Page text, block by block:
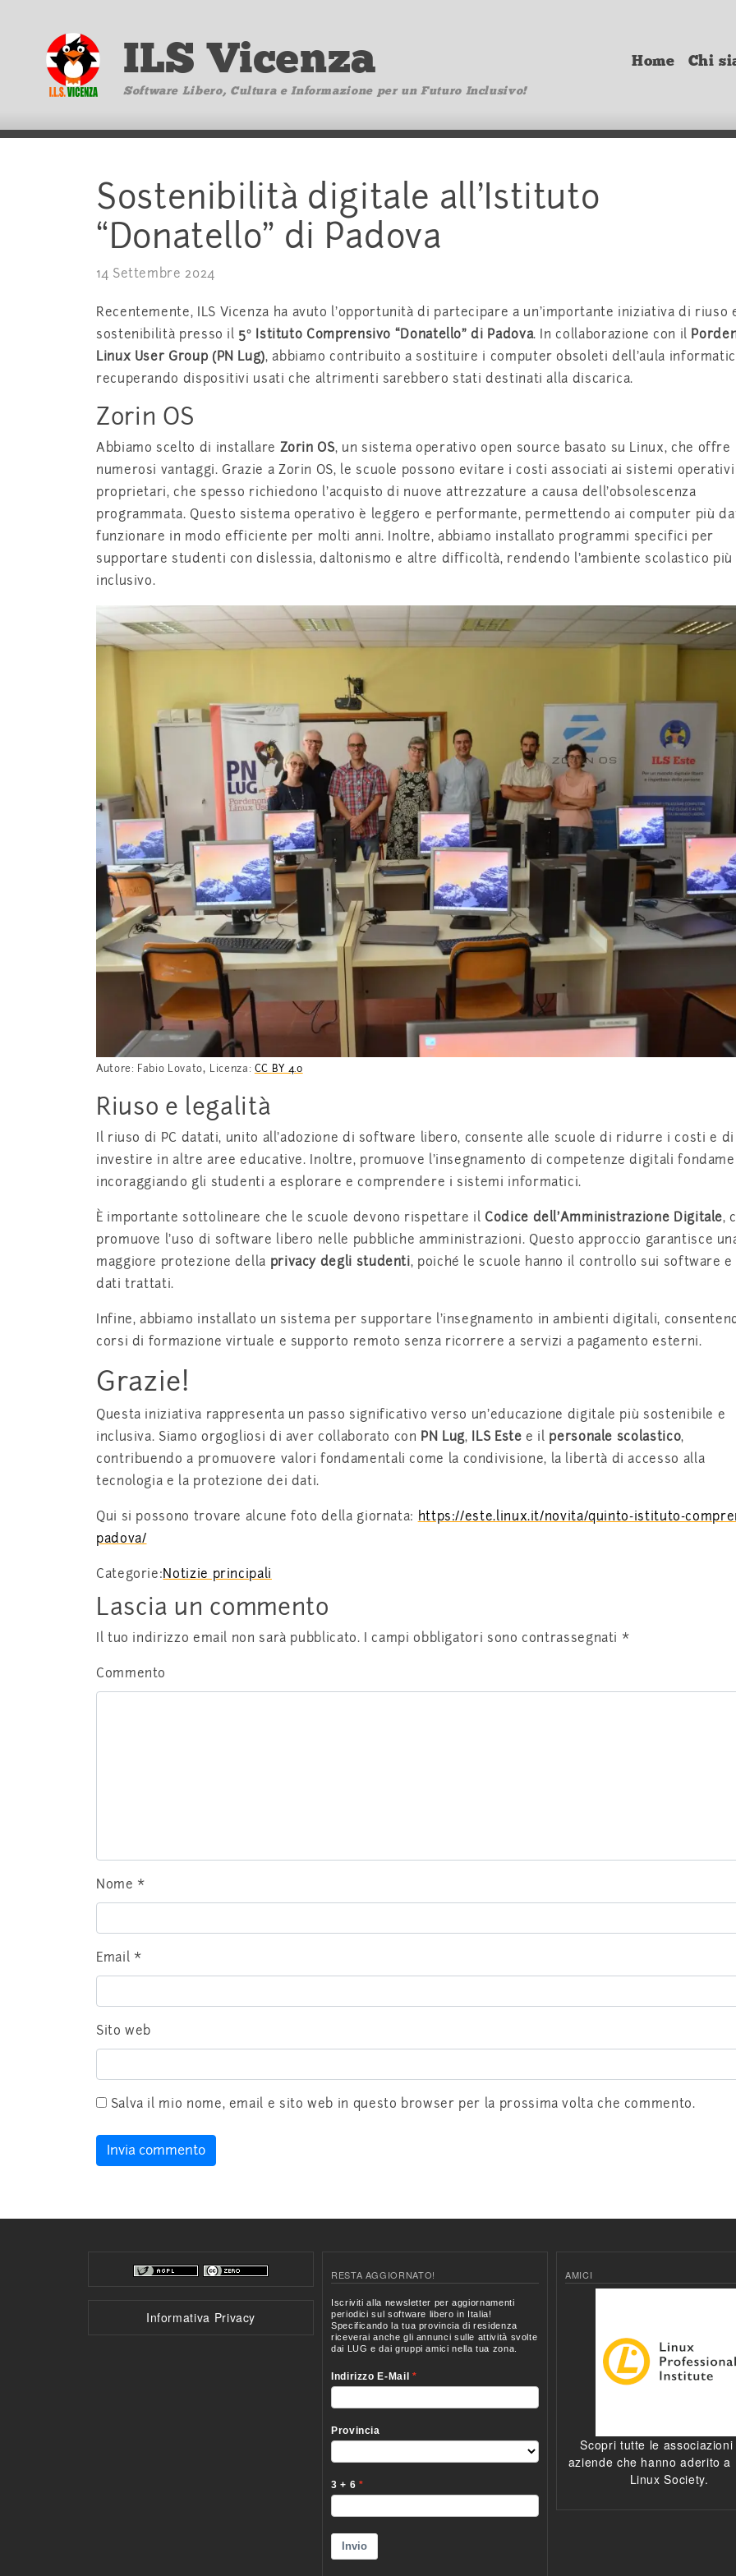
ILS Vicenza
Software Libero, Cultura e Informazione per un Futuro Inclusivo!
Home Chi
Sostenibilità digitale all’Istituto
“Donatello” di Padova
14 Settembre 2024
Recentemente, ILS Vicenza ha avuto l’opportunità di partecipare a un’importante iniziativa di riuso
sostenibilità presso il 5° Istituto Comprensivo “Donatello” di Padova. In collaborazione con il
Linux User Group (PN Lug), abbiamo contribuito a sostituire i computer obsoleti dell’aula
recuperando dispositivi usati che altrimenti sarebbero stati destinati alla discarica.
Zorin OS
Abbiamo scelto di installare Zorin OS, un sistema operativo open source basato su Linux, che offre
numerosi vantaggi. Grazie a Zorin OS, le scuole possono evitare i costi associati ai sistemi operativi
proprietari, che spesso richiedono l’acquisto di nuove attrezzature a causa dell’obsolescenza
programmata. Questo sistema operativo è leggero e performante, permettendo ai computer più
funzionare in modo efficiente per molti anni. Inoltre, abbiamo installato programmi specifici per
supportare studenti con dislessia, daltonismo e altre difficoltà, rendendo l’ambiente scolastico più
inclusivo.
Autore: Fabio Lovato, Licenza: CC BY 4.0
Riuso e legalità
Il riuso di PC datati, unito all’adozione di software libero, consente alle scuole di ridurre i costi e di
investire in altre aree educative. Inoltre, promuove l’insegnamento di competenze digitali
incoraggiando gli studenti a esplorare e comprendere i sistemi informatici.
È importante sottolineare che le scuole devono rispettare il Codice dell’Amministrazione Digitale,
promuove l’uso di software libero nelle pubbliche amministrazioni. Questo approccio garantisce
maggiore protezione della privacy degli studenti, poiché le scuole hanno il controllo sui software e
dati trattati.
Infine, abbiamo installato un sistema per supportare l’insegnamento in ambienti digitali,
corsi di formazione virtuale e supporto remoto senza ricorrere a servizi a pagamento esterni.
Grazie!
Questa iniziativa rappresenta un passo significativo verso un’educazione digitale più sostenibile e
inclusiva. Siamo orgogliosi di aver collaborato con PN Lug, ILS Este e il personale scolastico,
contribuendo a promuovere valori fondamentali come la condivisione, la libertà di accesso alla
tecnologia e la protezione dei dati.
Qui si possono trovare alcune foto della giornata: https://este.linux.it/novita/quinto-istituto-
padova/
Categorie:Notizie principali
Lascia un commento
Il tuo indirizzo email non sarà pubblicato. I campi obbligatori sono contrassegnati *
Commento
Nome *
Email *
Sito web
Salva il mio nome, email e sito web in questo browser per la prossima volta che commento.
Informativa Privacy
RESTA AGGIORNATO! AMICI
Scopri tutte le
aziende che hanno aderito a
Linux Society.